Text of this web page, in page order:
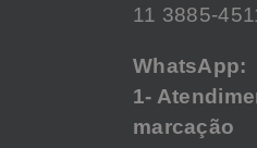
11 3885-
WhatsApp:
1-
marcação